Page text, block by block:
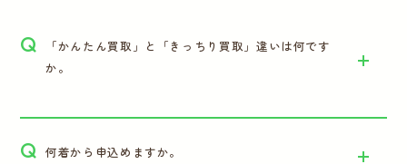
Q
「かんたん買取」と「きっちり買取」違いは何です
か。
Q 何着から申込めますか。